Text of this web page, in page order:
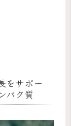
をサポー
パク質